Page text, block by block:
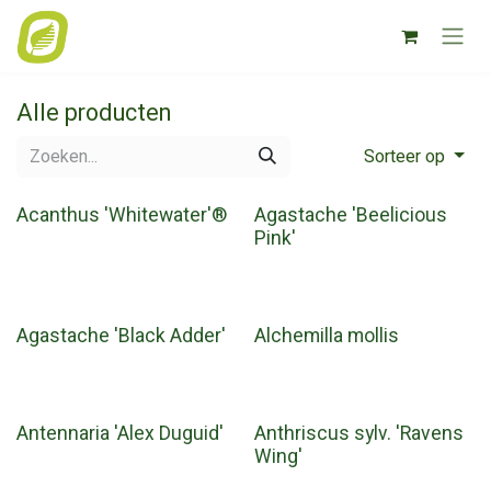
Overslaan naar inhoud
Alle producten
Sorteer op
Acanthus 'Whitewater'®
Agastache 'Beelicious
Pink'
Agastache 'Black Adder' Alchemilla mollis
Antennaria 'Alex Duguid'
Anthriscus sylv. 'Ravens
Wing'